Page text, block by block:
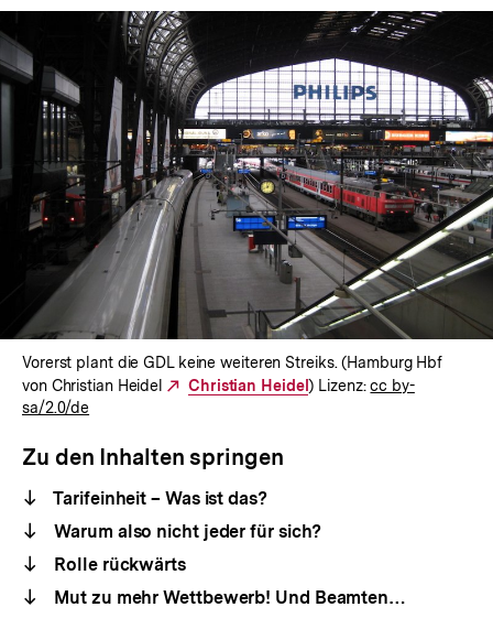
Vorerst plant die GDL keine weiteren Streiks. (Hamburg Hbf
von Christian Heidel
Externer
Christian Heidel) Lizenz:cc by-
sa/2.0/de
Zu den Inhalten springen
Tarifeinheit – Was ist das?
Warum also nicht jeder für sich?
Rolle rückwärts
Mut zu mehr Wettbewerb! Und Beamten…